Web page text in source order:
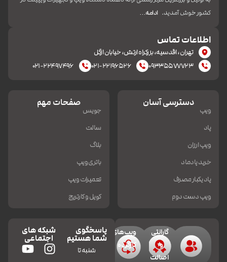
کشور خوش آمدید. ادامه…
اطلاعات تماس
تهران، اقدسیه، بزرکراه ارتش، خیابان ازگل
۰۹۳۳۵۵۷۷۷۲۳
۰۲۱-۲۲۱۹۶۵۲۶ ۰۲۱-۲۲۴۹۷۴۹۶
دسترسی آسان
ویپ
پاد
ویپ ارزان
خرید پادماد
پاد یکبار مصرف
ویپ دست دوم
صفحات مهم
جویس
سالت
بلاگ
باتری ویپ
تعمیرات ویپ
کویل و کارتریج
گارانتی
و
اصالت
ویپ‌های
کارکرده
پاسخگوی
شما هستیم
شنبه تا
شبکه های
اجتماعی